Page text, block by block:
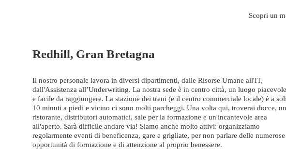
Scopri un
Redhill, Gran Bretagna
Il nostro personale lavora in diversi dipartimenti, dalle Risorse Umane all'IT,
dall'Assistenza all’Underwriting. La nostra sede è in centro città, un luogo piacevole
e facile da raggiungere. La stazione dei treni (e il centro commerciale locale) è a soli
10 minuti a piedi e vicino ci sono molti parcheggi. Una volta qui, troverai docce, un
ristorante, distributori automatici, sale per la formazione e un'incantevole area
all'aperto. Sarà difficile andare via! Siamo anche molto attivi: organizziamo
regolarmente eventi di beneficenza, gare e grigliate, per non parlare delle numerose
opportunità di formazione e di attenzione al proprio benessere.